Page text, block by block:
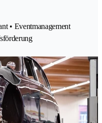
• Eventmanagement